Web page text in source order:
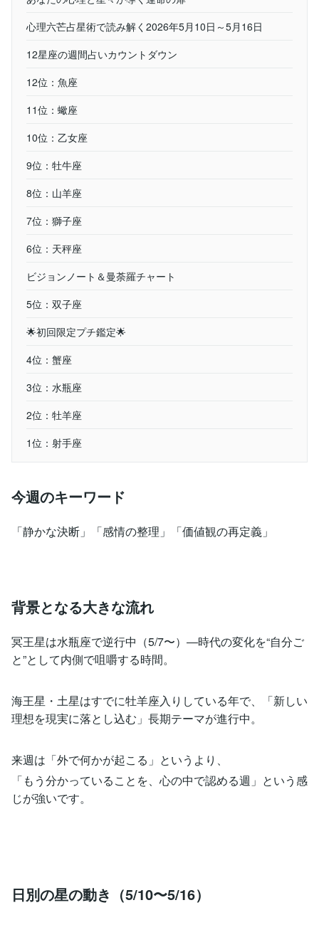
心理六芒占星術で読み解く2026年5月10日～5月16日
12星座の週間占いカウントダウン
12位：魚座
11位：蠍座
10位：乙女座
9位：牡牛座
8位：山羊座
7位：獅子座
6位：天秤座
ビジョンノート＆曼荼羅チャート
5位：双子座
🌟初回限定プチ鑑定🌟
4位：蟹座
3位：水瓶座
2位：牡羊座
1位：射手座
今週のキーワード
「静かな決断」「感情の整理」「価値観の再定義」
背景となる大きな流れ
冥王星は水瓶座で逆行中（5/7〜）―時代の変化を“自分ご
と”として内側で咀嚼する時間。
海王星・土星はすでに牡羊座入りしている年で、「新しい
理想を現実に落とし込む」長期テーマが進行中。
来週は「外で何かが起こる」というより、
「もう分かっていることを、心の中で認める週」という感
じが強いです。
日別の星の動き（5/10〜5/16）